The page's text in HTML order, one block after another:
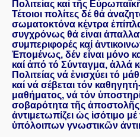
Πολιτείας καί τῆς
Τέτοιοι πολίτες δέ θά
σωματοκτόνα κέντρα
συγχρόνως θά εἶναι
συμπεριφορές καί
Ἑπομένως, δέν εἶναι μόνο
καί ἀπό τό Σύνταγμα, ἀλλά
Πολιτείας νά ἐνισχύει τό
καί νά σέβεται τόν
μαθήματος, νά τόν
σοβαρότητα τῆς ἀποστολῆς
ἀντιμετωπίζει ὡς ἰσότιμο
ὑπόλοιπων γνωστικῶν